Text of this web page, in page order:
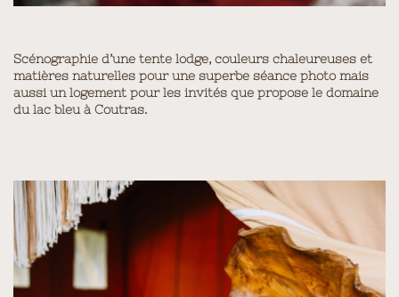
Scénographie d’une tente lodge, couleurs chaleureuses et
matières naturelles pour une superbe séance photo mais
aussi un logement pour les invités que propose le domaine
du lac bleu à Coutras.